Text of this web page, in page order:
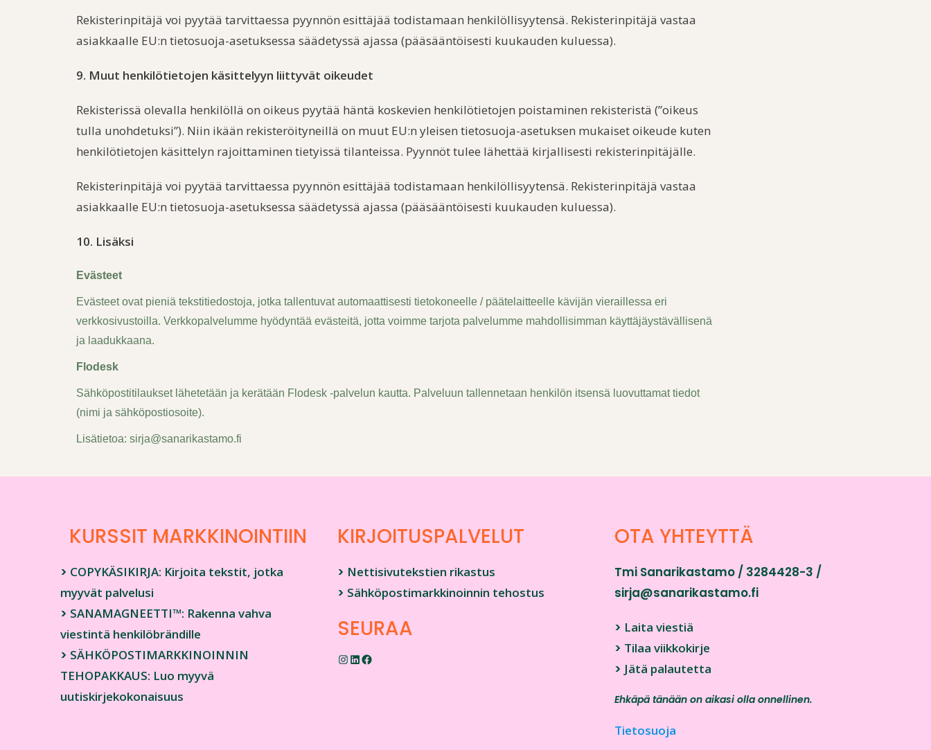
Rekisterinpitäjä voi pyytää tarvittaessa pyynnön esittäjää todistamaan henkilöllisyytensä. Rekisterinpitäjä vastaa
asiakkaalle EU:n tietosuoja-asetuksessa säädetyssä ajassa (pääsääntöisesti kuukauden kuluessa).
9. Muut henkilötietojen käsittelyyn liittyvät oikeudet
Rekisterissä olevalla henkilöllä on oikeus pyytää häntä koskevien henkilötietojen poistaminen rekisteristä (”oikeus
tulla unohdetuksi”). Niin ikään rekisteröityneillä on muut EU:n yleisen tietosuoja-asetuksen mukaiset oikeude kuten
henkilötietojen käsittelyn rajoittaminen tietyissä tilanteissa. Pyynnöt tulee lähettää kirjallisesti rekisterinpitäjälle.
Rekisterinpitäjä voi pyytää tarvittaessa pyynnön esittäjää todistamaan henkilöllisyytensä. Rekisterinpitäjä vastaa
asiakkaalle EU:n tietosuoja-asetuksessa säädetyssä ajassa (pääsääntöisesti kuukauden kuluessa).
10. Lisäksi
Evästeet
Evästeet ovat pieniä tekstitiedostoja, jotka tallentuvat automaattisesti tietokoneelle / päätelaitteelle kävijän vieraillessa eri
verkkosivustoilla. Verkkopalvelumme hyödyntää evästeitä, jotta voimme tarjota palvelumme mahdollisimman käyttäjäystävällisenä
ja laadukkaana.
Flodesk
Sähköpostitilaukset lähetetään ja kerätään Flodesk -palvelun kautta. Palveluun tallennetaan henkilön itsensä luovuttamat tiedot
(nimi ja sähköpostiosoite).
Lisätietoa: sirja@sanarikastamo.fi
KURSSIT MARKKINOINTIIN
> COPYKÄSIKIRJA: Kirjoita tekstit, jotka
myyvät palvelusi
> SANAMAGNEETTI™: Rakenna vahva
viestintä henkilöbrändille
> SÄHKÖPOSTIMARKKINOINNIN
TEHOPAKKAUS: Luo myyvä
uutiskirjekokonaisuus
KIRJOITUSPALVELUT
> Nettisivutekstien rikastus
> Sähköpostimarkkinoinnin tehostus
SEURAA
OTA YHTEYTTÄ
Tmi Sanarikastamo / 3284428-3 /
sirja@sanarikastamo.fi
> Laita viestiä
> Tilaa viikkokirje
> Jätä palautetta
Ehkäpä tänään on aikasi olla onnellinen.
Tietosuoja